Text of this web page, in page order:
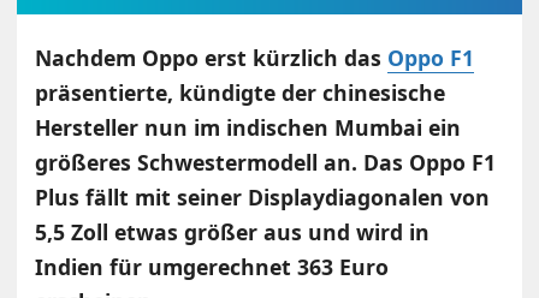
Nachdem Oppo erst kürzlich das Oppo F1
präsentierte, kündigte der chinesische
Hersteller nun im indischen Mumbai ein
größeres Schwestermodell an. Das Oppo F1
Plus fällt mit seiner Displaydiagonalen von
5,5 Zoll etwas größer aus und wird in
Indien für umgerechnet 363 Euro